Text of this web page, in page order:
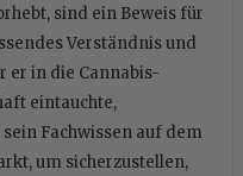
sind ein Beweis für
Verständnis und
er in die Cannabis-
eintauchte,
Fachwissen auf dem
um sicherzustellen,